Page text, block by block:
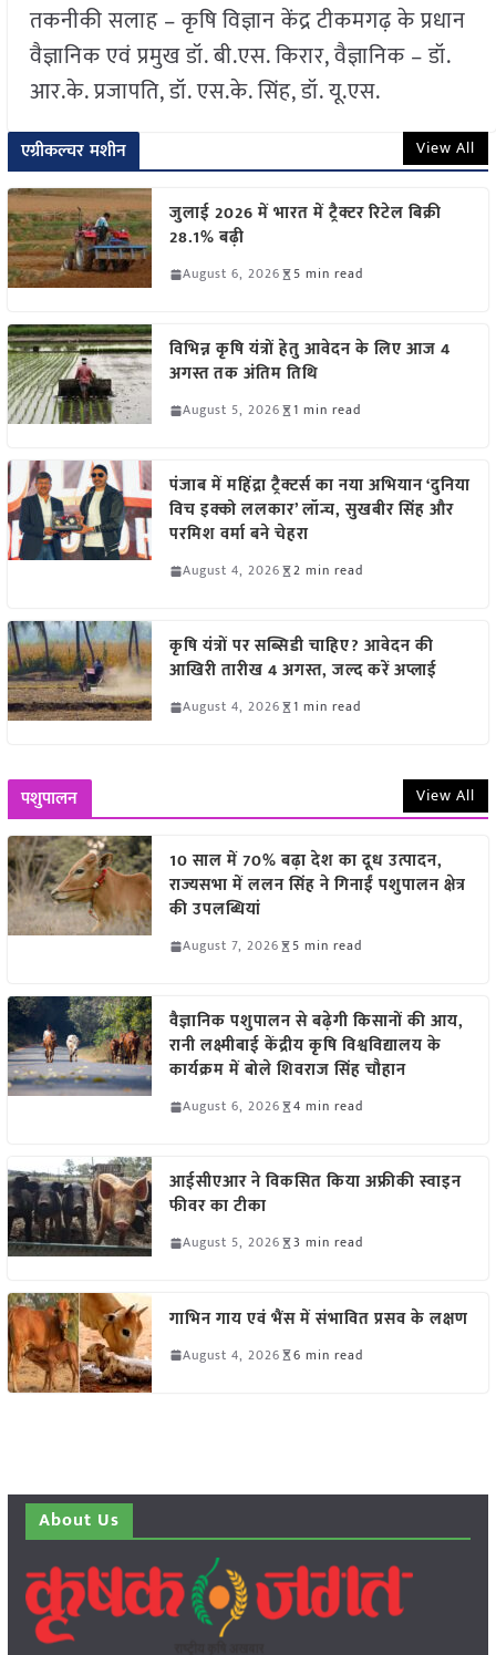
तकनीकी सलाह – कृषि विज्ञान केंद्र टीकमगढ़ के प्रधान
वैज्ञानिक एवं प्रमुख डॉ. बी.एस. किरार, वैज्ञानिक – डॉ.
आर.के. प्रजापति, डॉ. एस.के. सिंह, डॉ. यू.एस.
एग्रीकल्चर मशीन View All
जुलाई 2026 में भारत में ट्रैक्टर रिटेल बिक्री
28.1% बढ़ी
August 6, 2026 5 min read
विभिन्न कृषि यंत्रों हेतु आवेदन के लिए आज 4
अगस्त तक अंतिम तिथि
August 5, 2026 1 min read
पंजाब में महिंद्रा ट्रैक्टर्स का नया अभियान ‘दुनिया
विच इक्को ललकार’ लॉन्च, सुखबीर सिंह और
परमिश वर्मा बने चेहरा
August 4, 2026 2 min read
कृषि यंत्रों पर सब्सिडी चाहिए? आवेदन की
आखिरी तारीख 4 अगस्त, जल्द करें अप्लाई
August 4, 2026 1 min read
पशुपालन View All
10 साल में 70% बढ़ा देश का दूध उत्पादन,
राज्यसभा में ललन सिंह ने गिनाईं पशुपालन क्षेत्र
की उपलब्धियां
August 7, 2026 5 min read
वैज्ञानिक पशुपालन से बढ़ेगी किसानों की आय,
रानी लक्ष्मीबाई केंद्रीय कृषि विश्वविद्यालय के
कार्यक्रम में बोले शिवराज सिंह चौहान
August 6, 2026 4 min read
आईसीएआर ने विकसित किया अफ्रीकी स्वाइन
फीवर का टीका
August 5, 2026 3 min read
गाभिन गाय एवं भैंस में संभावित प्रसव के लक्षण
August 4, 2026 6 min read
About Us